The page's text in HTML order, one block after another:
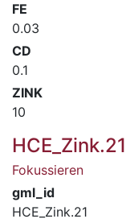
FE
0.03
CD
0.1
ZINK
10
HCE_Zink.21
Fokussieren
gml_id
HCE_Zink.21